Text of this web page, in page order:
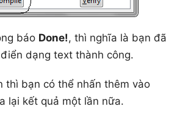
báo Done!, thì nghĩa là bạn đã
dạng text thành công.
thì bạn có thể nhấn thêm vào
lại kết quả một lần nữa.